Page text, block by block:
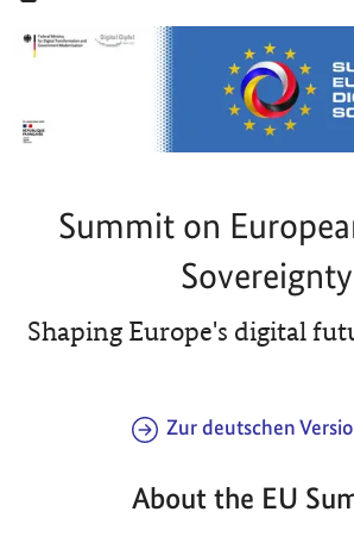
Summit on
Sovereignty
Shaping Europe's digital
Zur deutschen
About the EU